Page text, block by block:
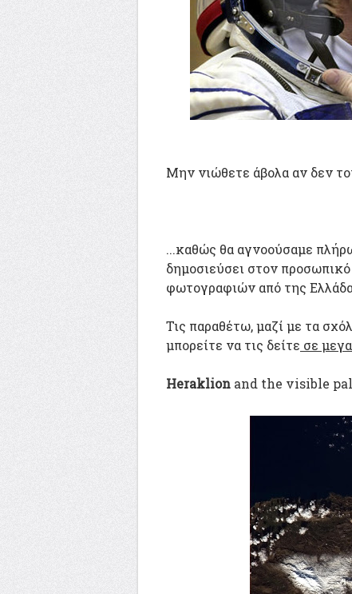
Μην νιώθετε άβολα αν δεν
...καθώς θα αγνοούσαμε
δημοσιεύσει στον
φωτογραφιών από της
Τις παραθέτω, μαζί με τα
μπορείτε να τις δείτε σε
Heraklion and the visible